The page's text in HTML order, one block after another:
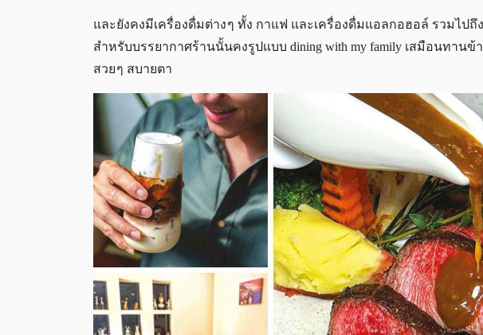
และยังคงมีเครื่องดื่มต่าง ๆ ทั้ง กาแฟ และเครื่องดื่มแอลกอฮอล์ รวมไ
สำหรับบรรยากาศร้านนั้นคงรูปแบบ dining with my family เสมือนทา
สวย ๆ สบายตา